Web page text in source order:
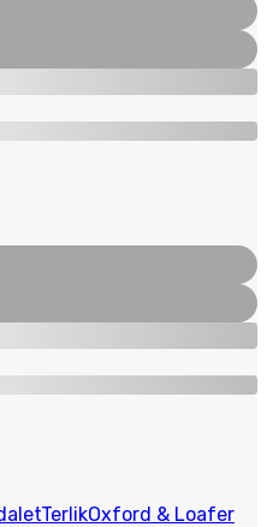
TerlikOxford & Loafer